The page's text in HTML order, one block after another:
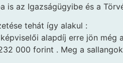
is az Igazságügyibe és a
tehát így alakul :
alapdíj erre jön
000 forint . Meg a sallangok